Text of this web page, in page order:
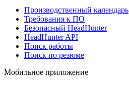
Производственный календарь
Требования к ПО
Безопасный HeadHunter
HeadHunter API
Поиск работы
Поиск по резюме
Мобильное приложение